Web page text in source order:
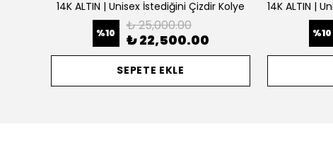
14K ALTIN | Unisex İstediğini Çizdir Kolye
%10 ₺ 25,000.00
₺ 22,500.00
SEPETE EKLE
%10